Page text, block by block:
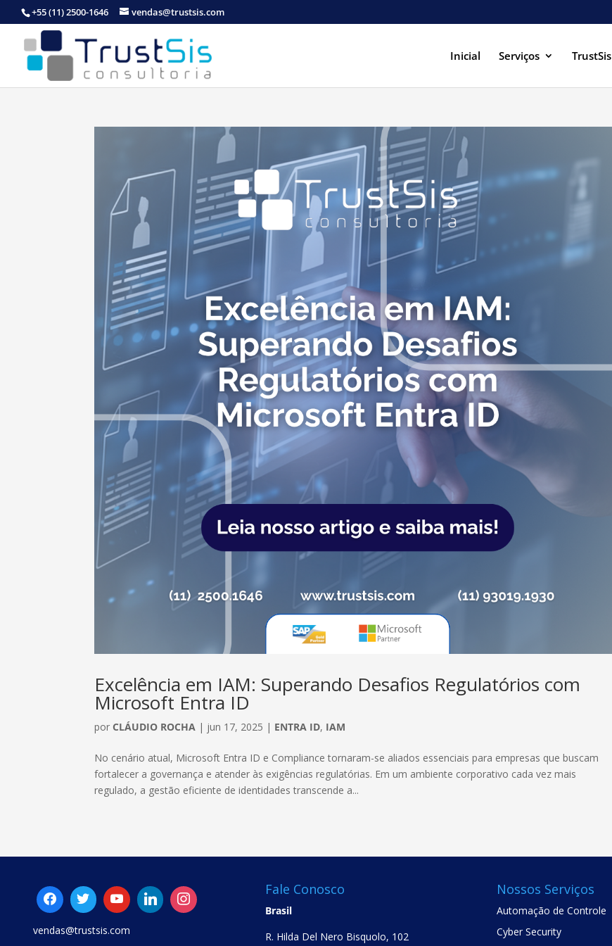
+55 (11) 2500-1646 vendas@trustsis.com
Inicial Serviços TrustSis
Excelência em IAM: Superando Desafios Regulatórios com
Microsoft Entra ID
por CLÁUDIO ROCHA | jun 17, 2025 | ENTRA ID, IAM
No cenário atual, Microsoft Entra ID e Compliance tornaram-se aliados essenciais para empresas que buscam
fortalecer a governança e atender às exigências regulatórias. Em um ambiente corporativo cada vez mais
regulado, a gestão eficiente de identidades transcende a...
vendas@trustsis.com
Fale Conosco
Brasil
R. Hilda Del Nero Bisquolo, 102
Nossos Serviços
Automação de Controle
Cyber Security